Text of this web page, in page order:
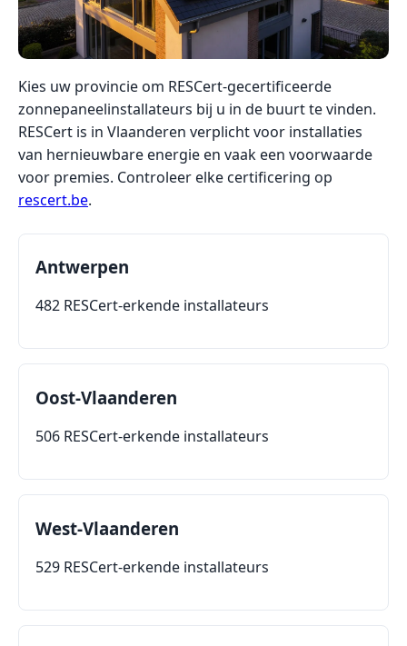
Kies uw provincie om RESCert-gecertificeerde
zonnepaneelinstallateurs bij u in de buurt te vinden.
RESCert is in Vlaanderen verplicht voor installaties
van hernieuwbare energie en vaak een voorwaarde
voor premies. Controleer elke certificering op
rescert.be.
Antwerpen
482 RESCert-erkende installateurs
Oost-Vlaanderen
506 RESCert-erkende installateurs
West-Vlaanderen
529 RESCert-erkende installateurs